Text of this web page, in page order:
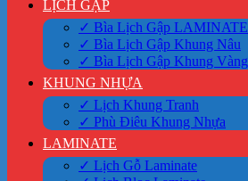
LỊCH GẬP
✓ Bìa Lịch Gập LAMINATE
✓ Bìa Lịch Gập Khung Nâu
✓ Bìa Lịch Gập Khung Vàng
KHUNG NHỰA
✓ Lịch Khung Tranh
✓ Phù Điêu Khung Nhựa
LAMINATE
✓ Lịch Gỗ Laminate